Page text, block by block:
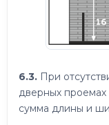
6.3. При
дверных
сумма длины и